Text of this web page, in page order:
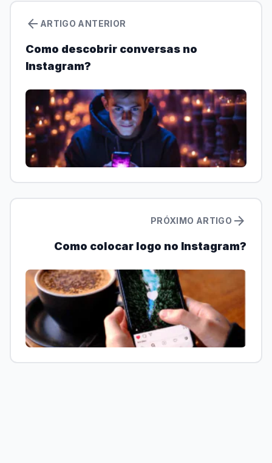
arrow_back ARTIGO ANTERIOR
Como descobrir conversas no
Instagram?
PRÓXIMO ARTIGO arrow_forward
Como colocar logo no Instagram?